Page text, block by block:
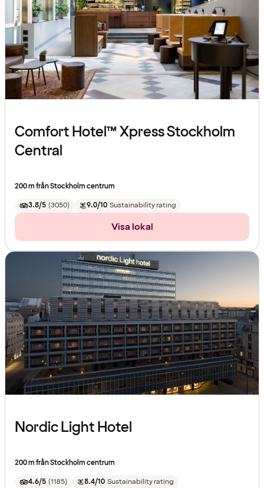
Comfort Hotel™ Xpress Stockholm
Central
200 m från Stockholm centrum
3.8/5 (3050) 9.0/10 Sustainability rating
Visa lokal
Nordic Light Hotel
200 m från Stockholm centrum
4.6/5 (1185) 8.4/10 Sustainability rating